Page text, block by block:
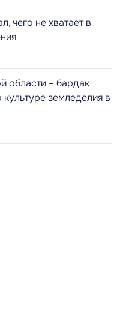
чего не хватает в
области – бардак
земледелия в